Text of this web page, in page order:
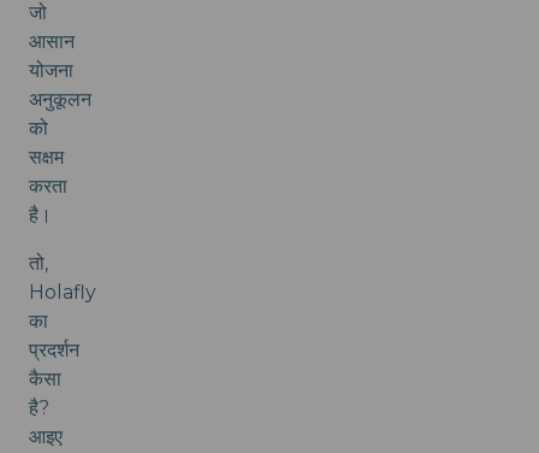
जो
आसान
योजना
अनुकूलन
को
सक्षम
करता
है।
तो,
Holafly
का
प्रदर्शन
कैसा
है?
आइए